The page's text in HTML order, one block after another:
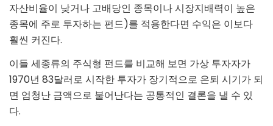
자산비율이 낮거나 고배당인 종목이나 시장지배력이 높은
종목에 주로 투자하는 펀드)를 적용한다면 수익은 이보다
훨씬 커진다.
이들 세종류의 주식형 펀드를 비교해 보면 가상 투자자가
1970년 83달러로 시작한 투자가 장기적으로 은퇴 시기가 되
면 엄청난 금액으로 불어난다는 공통적인 결론을 낼 수 있
다.